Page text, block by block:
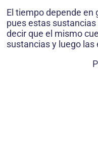
El tiempo depende en
pues estas
decir que el mismo
sustancias y luego las